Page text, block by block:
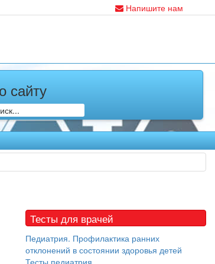
Напишите нам
сайту
Тесты для врачей
Педиатрия. Профилактика ранних
отклонений в состоянии здоровья детей
Тесты педиатрия